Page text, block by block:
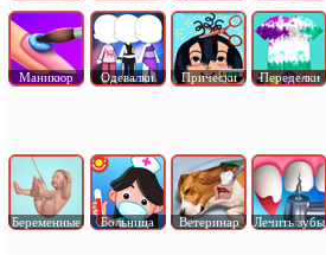
Маникюр Одевалки Прически Переделки
Беременные Больница Ветеринар Лечить зубы